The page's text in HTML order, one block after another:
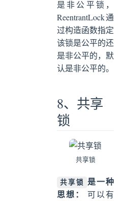
是非公平锁，
ReentrantLock通
过构造函数指定
该锁是公平的还
是非公平的，默
认是非公平的。
8、共享
锁
共享锁
共享锁
是一种
思想：
可以有